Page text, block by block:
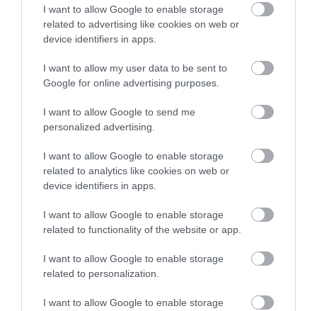
I want to allow Google to enable storage
related to advertising like cookies on web or
device identifiers in apps.
I want to allow my user data to be sent to
Google for online advertising purposes.
I want to allow Google to send me
personalized advertising.
I want to allow Google to enable storage
related to analytics like cookies on web or
device identifiers in apps.
I want to allow Google to enable storage
related to functionality of the website or app.
I want to allow Google to enable storage
related to personalization.
I want to allow Google to enable storage
- mondta Bereczki Nóra.
irodalom novella könyv kiadó
számítógép